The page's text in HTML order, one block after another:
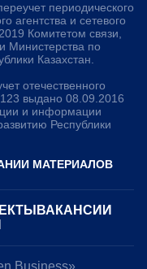
периодического
агентства и сетевого
Комитетом связи,
Министерства по
Казахстан.
отечественного
выдано 08.09.2016
и информации
Республики
МАТЕРИАЛОВ
ВАКАНСИИ
Business»